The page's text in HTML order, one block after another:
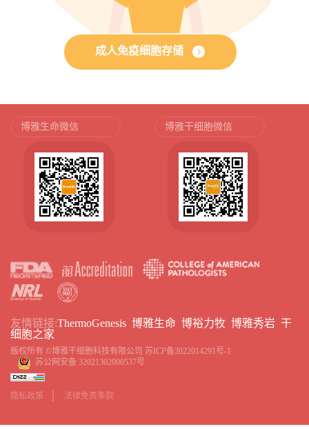
成人免疫细胞存储
博雅生命微信 博雅干细胞微信
友情链接:ThermoGenesis 博雅生命 博裕力牧 博雅秀岩 干
细胞之家
版权所有 ©博雅干细胞科技有限公司 苏ICP备2022014291号-1
苏公网安备 32021302000537号
隐私政策 法律免责条款